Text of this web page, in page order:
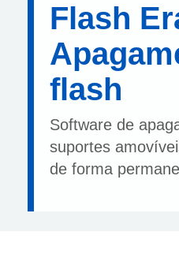
Flash
flash
Software de
suportes
de forma